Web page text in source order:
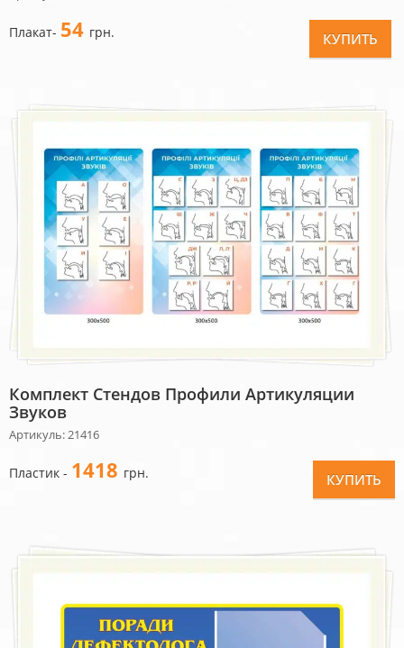
Плакат- 54 грн. КУПИТЬ
Комплект Стендов Профили Артикуляции
Звуков
Артикуль: 21416
Пластик - 1418 грн. КУПИТЬ